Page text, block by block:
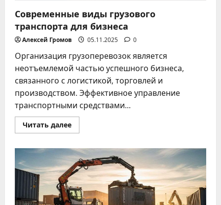
Современные виды грузового
транспорта для бизнеса
Алексей Громов 05.11.2025 0
Организация грузоперевозок является
неотъемлемой частью успешного бизнеса,
связанного с логистикой, торговлей и
производством. Эффективное управление
транспортными средствами...
Читать далееПрочитать
больше
виды
грузового
транспорта
для
бизнеса